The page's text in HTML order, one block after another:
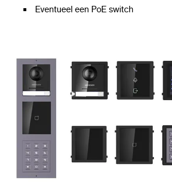
Eventueel een PoE switch